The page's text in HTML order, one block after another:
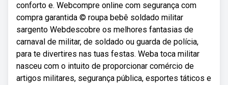
conforto e. Webcompre online com segurança com
compra garantida © roupa bebê soldado militar
sargento Webdescobre os melhores fantasias de
carnaval de militar, de soldado ou guarda de polícia,
para te divertires nas tuas festas. Weba toca militar
nasceu com o intuito de proporcionar comércio de
artigos militares, segurança pública, esportes táticos e